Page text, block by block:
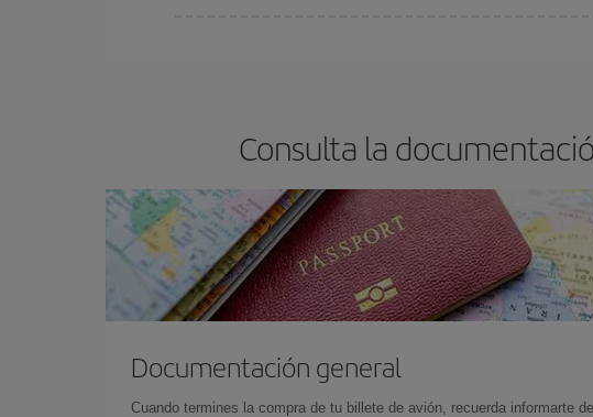
Consulta la
Documentación general
Cuando termines la compra de tu billete de avión, recuerda informarte